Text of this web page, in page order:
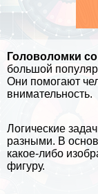
Головоломки
большой
Они помогают
внимательность.
Логические
разными. В
какое-либо
фигуру.